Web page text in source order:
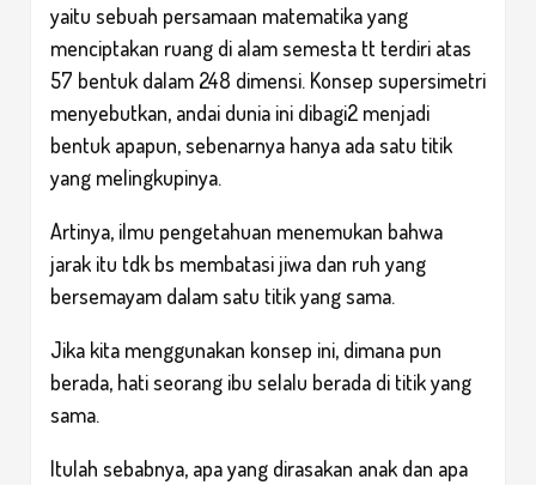
yaitu sebuah persamaan matematika yang
menciptakan ruang di alam semesta tt terdiri atas
57 bentuk dalam 248 dimensi. Konsep supersimetri
menyebutkan, andai dunia ini dibagi2 menjadi
bentuk apapun, sebenarnya hanya ada satu titik
yang melingkupinya.
Artinya, ilmu pengetahuan menemukan bahwa
jarak itu tdk bs membatasi jiwa dan ruh yang
bersemayam dalam satu titik yang sama.
Jika kita menggunakan konsep ini, dimana pun
berada, hati seorang ibu selalu berada di titik yang
sama.
Itulah sebabnya, apa yang dirasakan anak dan apa